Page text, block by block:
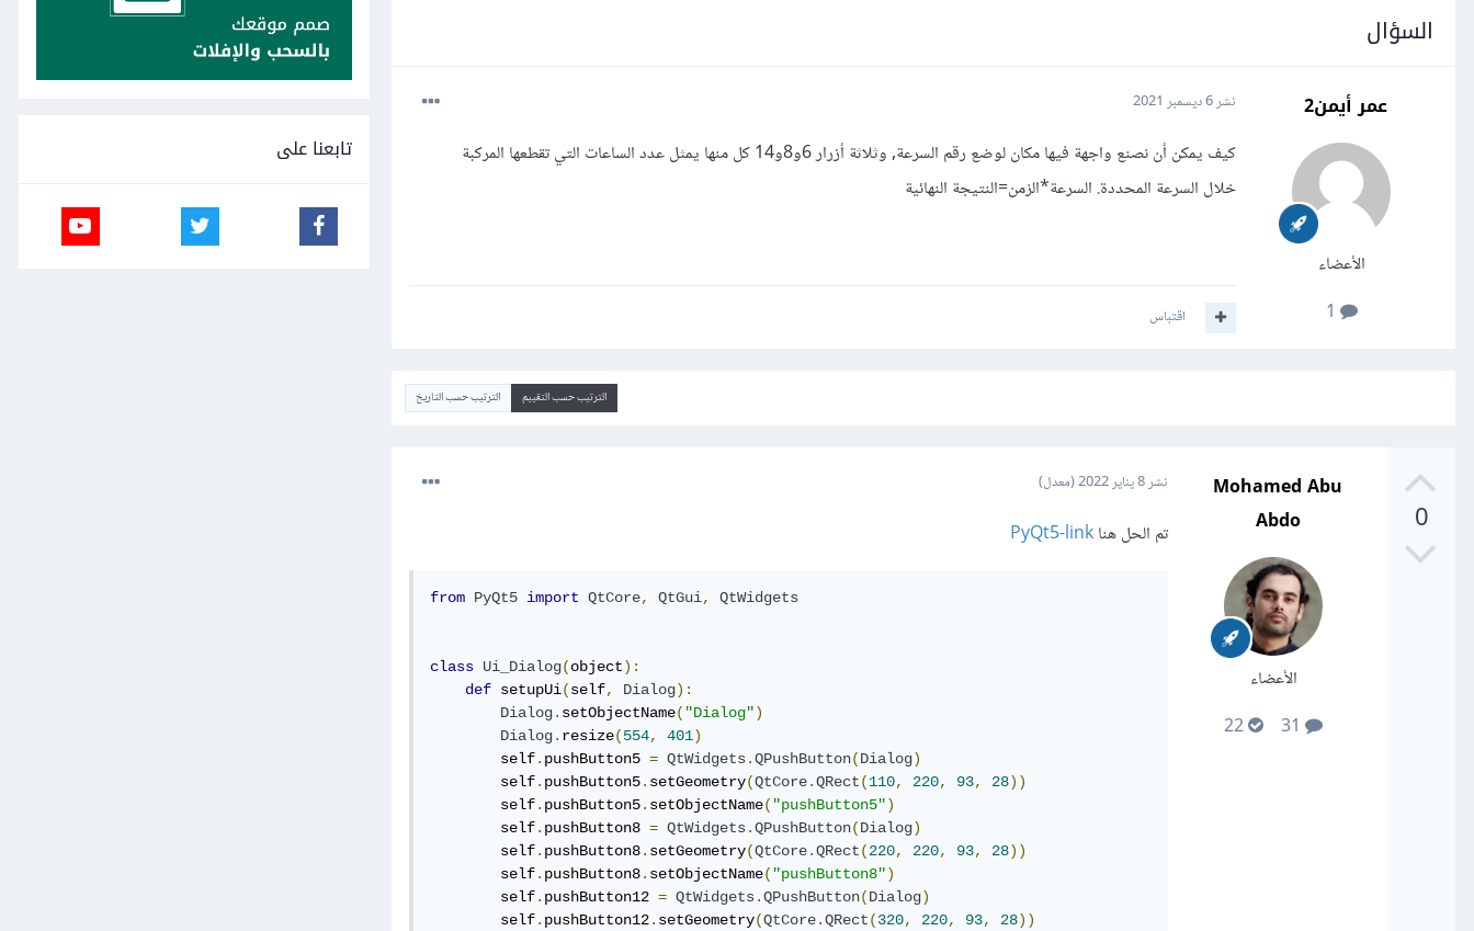
السؤال
عمر أيمن2
الأعضاء
نشر6 ديسمبر 2021
كيف يمكن أن نصنع واجهة فيها مكان لوضع رقم السرعة, وثلاثة أزرار 6و8و14 كل منها يمثل عدد الساعات التي تقطعها المركبة
خلال السرعة المحددة. السرعة*الزمن=النتيجة النهائية
اقتباس
الترتيب حسب التقييم الترتيب حسب التاريخ
0
Mohamed Abu
Abdo
الأعضاء
نشر8 يناير 2022 (معدل)
تم الحل هناPyQt5-link
from PyQt5 import QtCore, QtGui, QtWidgets
class Ui_Dialog(object):
def setupUi(self, Dialog):
Dialog. setObjectName( "Dialog")
Dialog. resize(554, 401)
        self
. pushButton5 = QtWidgets.QPushButton(Dialog)
        self
. pushButton5. setGeometry(QtCore.QRect(110, 220, 93, 28))
        self
. pushButton5. setObjectName( "pushButton5")
        self
. pushButton8 = QtWidgets.QPushButton(Dialog)
        self
. pushButton8. setGeometry(QtCore.QRect(220, 220, 93, 28))
        self
. pushButton8. setObjectName( "pushButton8")
        self
. pushButton12 = QtWidgets.QPushButton(Dialog)
        self
. pushButton12. setGeometry(QtCore.QRect(320, 220, 93, 28))
تابعنا على